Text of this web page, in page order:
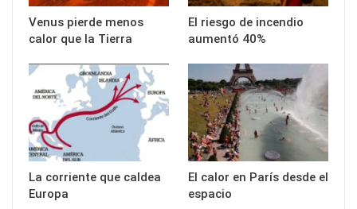
Venus pierde menos
calor que la Tierra
El riesgo de incendio
aumentó 40%
La corriente que caldea
Europa
El calor en París desde el
espacio